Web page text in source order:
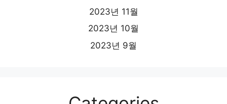
2023년 11월
2023년 10월
2023년 9월